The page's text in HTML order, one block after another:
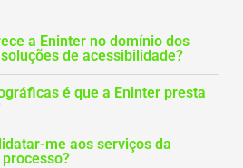
a Eninter no domínio dos
de acessibilidade?
é que a Eninter presta
me aos serviços da